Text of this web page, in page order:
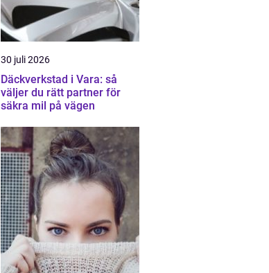
30 juli 2026
Däckverkstad i Vara: så
väljer du rätt partner för
säkra mil på vägen